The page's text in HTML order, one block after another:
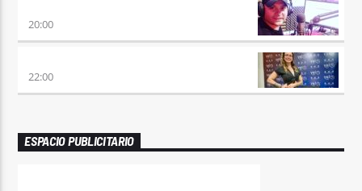
20:00
22:00
ESPACIO PUBLICITARIO